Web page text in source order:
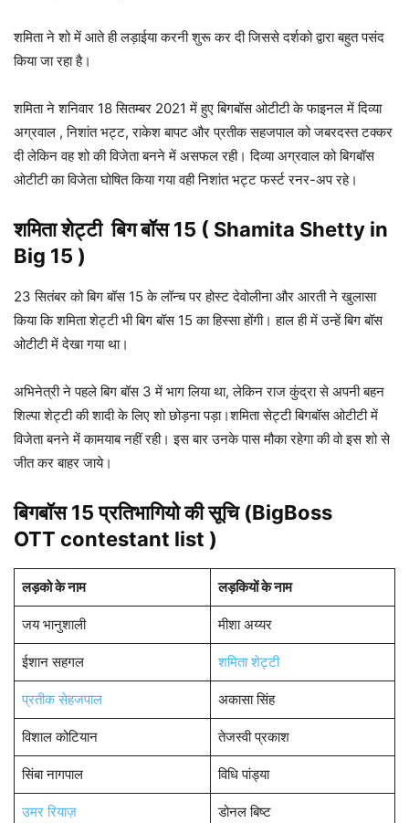
शमिता ने शो में आते ही लड़ाईया करनी शुरू कर दी जिससे दर्शको द्वारा बहुत पसंद
किया जा रहा है।
शमिता ने शनिवार 18 सितम्बर 2021 में हुए बिगबॉस ओटीटी के फाइनल में दिव्या
अग्रवाल , निशांत भट्ट, राकेश बापट और प्रतीक सहजपाल को जबरदस्त टक्कर
दी लेकिन वह शो की विजेता बनने में असफल रही। दिव्या अग्रवाल को बिगबॉस
ओटीटी का विजेता घोषित किया गया वही निशांत भट्ट फर्स्ट रनर-अप रहे।
शमिता शेट्टी बिग बॉस 15 ( Shamita Shetty in
Big 15 )
23 सितंबर को बिग बॉस 15 के लॉन्च पर होस्ट देवोलीना और आरती ने खुलासा
किया कि शमिता शेट्टी भी बिग बॉस 15 का हिस्सा होंगी। हाल ही में उन्हें बिग बॉस
ओटीटी में देखा गया था।
अभिनेत्री ने पहले बिग बॉस 3 में भाग लिया था, लेकिन राज कुंद्रा से अपनी बहन
शिल्पा शेट्टी की शादी के लिए शो छोड़ना पड़ा।शमिता सेट्टी बिगबॉस ओटीटी में
विजेता बनने में कामयाब नहीं रही। इस बार उनके पास मौका रहेगा की वो इस शो से
जीत कर बाहर जाये।
बिगबॉस 15 प्रतिभागियो की सूचि (BigBoss
OTT contestant list )
लड़को के नाम लड़कियों के नाम
जय भानुशाली मीशा अय्यर
ईशान सहगल शमिता शेट्टी
प्रतीक सेहजपाल अकासा सिंह
विशाल कोटियान तेजस्वी प्रकाश
सिंबा नागपाल विधि पांड्या
उमर रियाज़ डोनल बिष्ट